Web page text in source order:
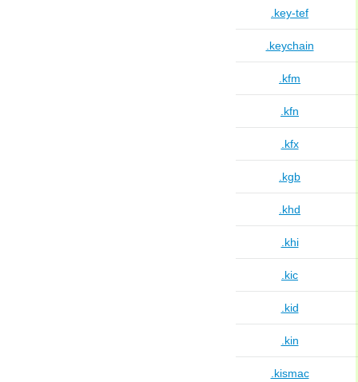
.key-tef
.keychain
.kfm
.kfn
.kfx
.kgb
.khd
.khi
.kic
.kid
.kin
.kismac